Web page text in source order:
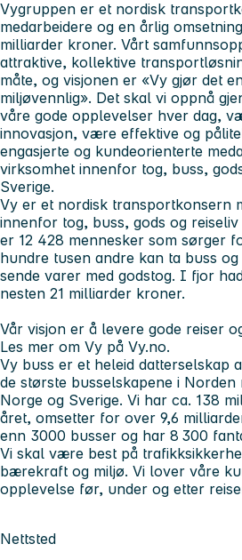
Vygruppen er et nordisk
medarbeidere og en årlig
milliarder kroner. Vårt
attraktive, kollektive
måte, og visjonen er «Vy gjør det
miljøvennlig». Det skal vi oppnå
våre gode opplevelser hver dag,
innovasjon, være effektive og
engasjerte og kundeorienterte
virksomhet innenfor tog, buss,
Sverige.
Vy er et nordisk transportkonsern
innenfor tog, buss, gods og
er 12 428 mennesker som sørger
hundre tusen andre kan ta buss
sende varer med godstog. I fjor
nesten 21 milliarder kroner.
Vår visjon er å levere gode reiser
Les mer om Vy på Vy.no.
Vy buss er et heleid datterselskap
de største busselskapene i Norden
Norge og Sverige. Vi har ca. 138
året, omsetter for over 9,6
enn 3000 busser og har 8 300
Vi skal være best på
bærekraft og miljø. Vi lover våre
opplevelse før, under og etter
Nettsted